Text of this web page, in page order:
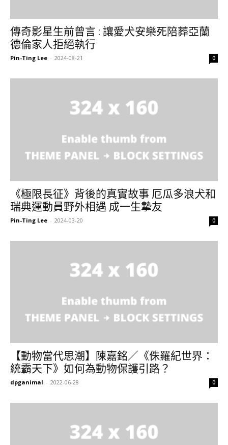
傳奇影星生前曾言 : 讓愛犬安樂死陪葬亞蘭
德倫家人拒絕執行
Pin-Ting Lee - 2024-08-21 0
《極限長征》背後的真實故事 厄瓜多浪犬和
瑞典運動員野外相遇 成一生摯友
Pin-Ting Lee - 2024-03-20 0
【動物當代思潮】陳嘉銘／《侏羅紀世界：
統霸天下》如何為動物保護引路？
dpganimal - 2022-06-28 0